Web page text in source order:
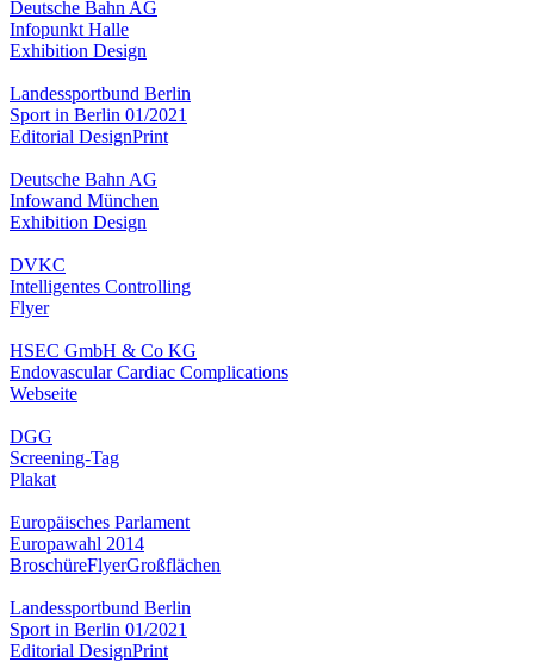
Deutsche Bahn AG
Infopunkt Halle
Exhibition Design
Landessportbund Berlin
Sport in Berlin 01/2021
Editorial DesignPrint
Deutsche Bahn AG
Infowand München
Exhibition Design
DVKC
Intelligentes Controlling
Flyer
HSEC GmbH & Co KG
Endovascular Cardiac Complications
Webseite
DGG
Screening-Tag
Plakat
Europäisches Parlament
Europawahl 2014
BroschüreFlyerGroßflächen
Landessportbund Berlin
Sport in Berlin 01/2021
Editorial DesignPrint